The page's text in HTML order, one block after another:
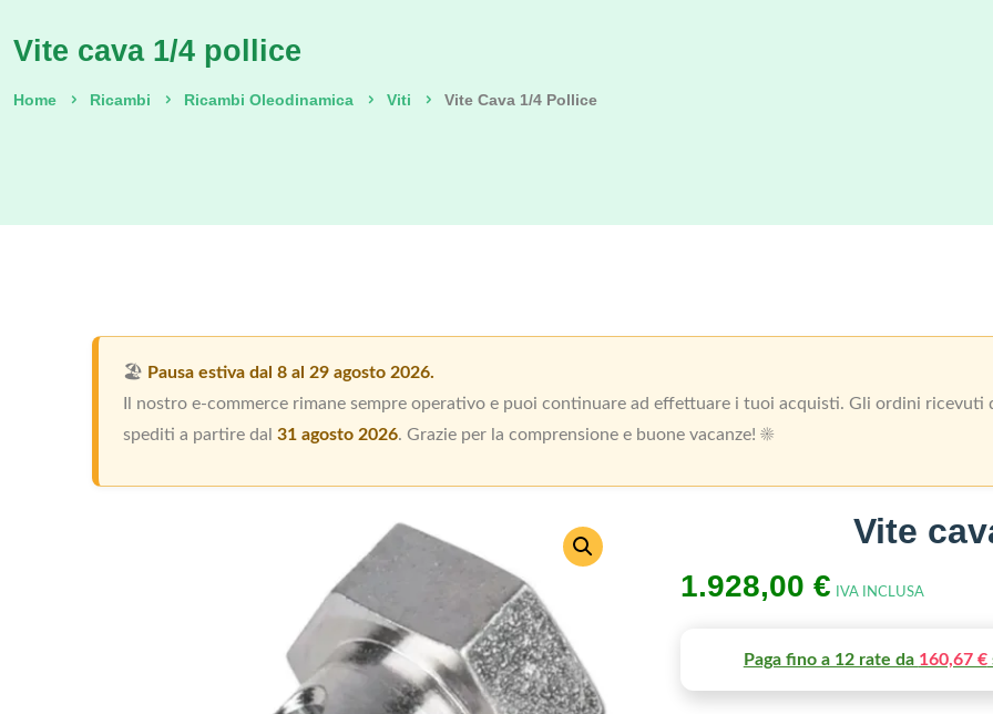
Vite cava 1/4 pollice
Home Ricambi Ricambi Oleodinamica Viti Vite Cava 1/4 Pollice
🏖️ Pausa estiva dal 8 al 29 agosto 2026.
Il nostro e-commerce rimane sempre operativo e puoi continuare ad effettuare i tuoi acquisti. Gli ordini
spediti a partire dal 31 agosto 2026. Grazie per la comprensione e buone vacanze! ☀️
Vite
1.928,00 € IVA INCLUSA
Paga fino a 12 rate da 160,67 €